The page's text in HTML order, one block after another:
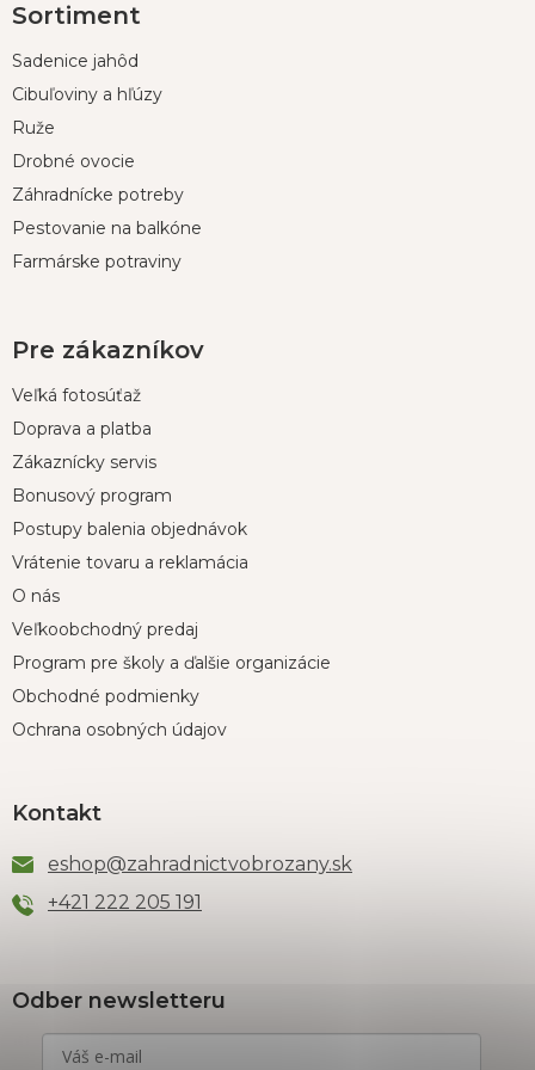
á
ä
Sortiment
Sadenice jahôd
Cibuľoviny a hľúzy
Ruže
Drobné ovocie
Záhradnícke potreby
Pestovanie na balkóne
Farmárske potraviny
Pre zákazníkov
Veľká fotosúťaž
Doprava a platba
Zákaznícky servis
Bonusový program
Postupy balenia objednávok
Vrátenie tovaru a reklamácia
O nás
Veľkoobchodný predaj
Program pre školy a ďalšie organizácie
Obchodné podmienky
Ochrana osobných údajov
Kontakt
eshop@zahradnictvobrozany.sk
+421 222 205 191
Odber newsletteru